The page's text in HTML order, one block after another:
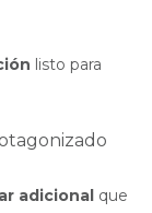
listo para
adicional que